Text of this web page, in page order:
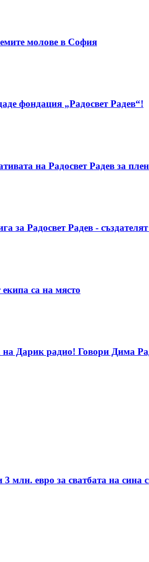
молове в София
фондация „Радосвет Радев“!
на Радосвет Радев за
за Радосвет Радев -
са на място
на Дарик радио! Говори Дима
млн. евро за сватбата на сина